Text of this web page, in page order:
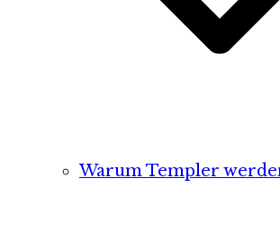
Warum Templer